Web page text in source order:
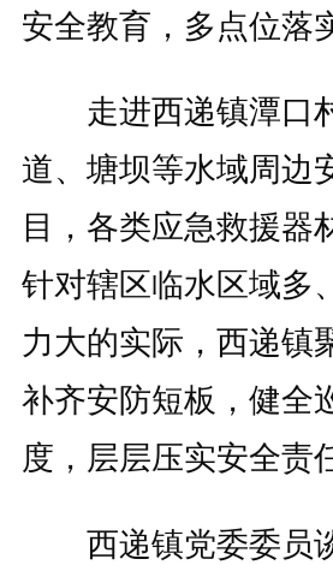
安全教育，多点位落
走进西递镇潭口
道、塘坝等水域周边
目，各类应急救援器
针对辖区临水区域多
力大的实际，西递镇
补齐安防短板，健全
度，层层压实安全责
西递镇党委委员